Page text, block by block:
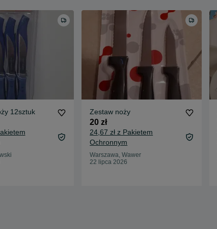
12sztuk Zestaw noży
20 zł
24,67 zł z Pakietem
Ochronnym
Warszawa, Wawer
22 lipca 2026